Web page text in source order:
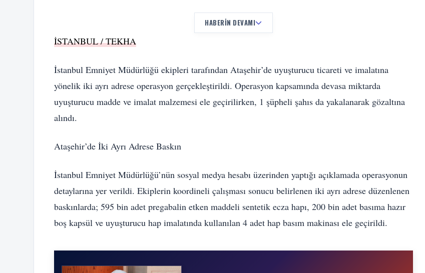
HABERIN DEVAMI
İSTANBUL / TEKHA
İstanbul Emniyet Müdürlüğü ekipleri tarafından Ataşehir’de uyuşturucu ticareti ve imalatına
yönelik iki ayrı adrese operasyon gerçekleştirildi. Operasyon kapsamında devasa miktarda
uyuşturucu madde ve imalat malzemesi ele geçirilirken, 1 şüpheli şahıs da yakalanarak gözaltına
alındı.
Ataşehir’de İki Ayrı Adrese Baskın
İstanbul Emniyet Müdürlüğü’nün sosyal medya hesabı üzerinden yaptığı açıklamada operasyonun
detaylarına yer verildi. Ekiplerin koordineli çalışması sonucu belirlenen iki ayrı adrese düzenlenen
baskınlarda; 595 bin adet pregabalin etken maddeli sentetik ecza hapı, 200 bin adet basıma hazır
boş kapsül ve uyuşturucu hap imalatında kullanılan 4 adet hap basım makinası ele geçirildi.